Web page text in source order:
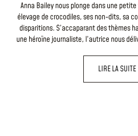
Anna Bailey nous plonge dans une
élevage de crocodiles, ses non-dits, sa
disparitions. S’accaparant des thèmes
une héroïne journaliste, l’autrice nous
LIRE LA SUITE